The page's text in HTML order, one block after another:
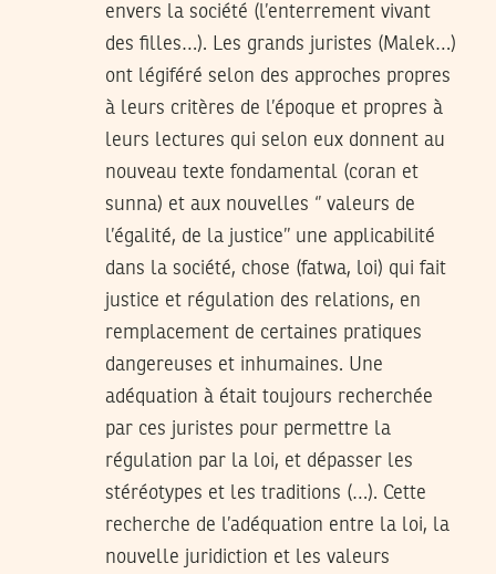
envers la société (l’enterrement vivant
des filles…). Les grands juristes (Malek…)
ont légiféré selon des approches propres
à leurs critères de l’époque et propres à
leurs lectures qui selon eux donnent au
nouveau texte fondamental (coran et
sunna) et aux nouvelles ‘’ valeurs de
l’égalité, de la justice’’ une applicabilité
dans la société, chose (fatwa, loi) qui fait
justice et régulation des relations, en
remplacement de certaines pratiques
dangereuses et inhumaines. Une
adéquation à était toujours recherchée
par ces juristes pour permettre la
régulation par la loi, et dépasser les
stéréotypes et les traditions (…). Cette
recherche de l’adéquation entre la loi, la
nouvelle juridiction et les valeurs